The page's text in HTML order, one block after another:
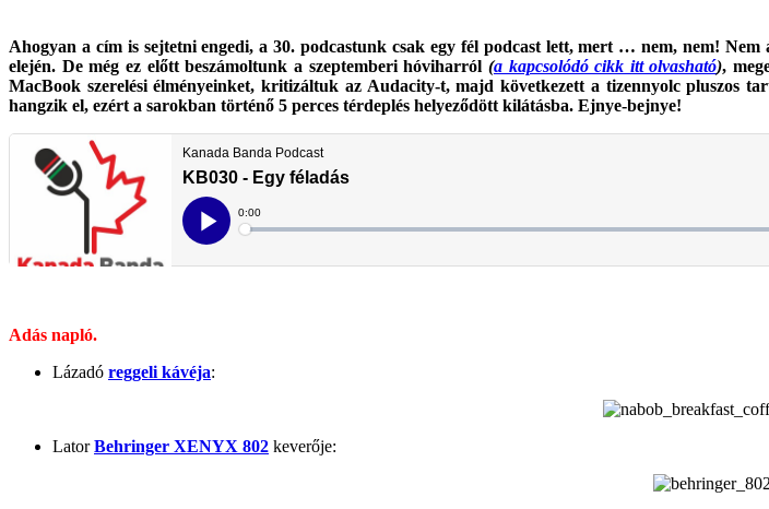
Ahogyan a cím is sejtetni engedi, a 30. podcastunk csak egy fél podcast lett, mert … nem, nem!
elején. De még ez előtt beszámoltunk a szeptemberi hóviharról (a kapcsolódó cikk itt olvasható),
MacBook szerelési élményeinket, kritizáltuk az Audacity-t, majd következett a tizennyolc pluszos
hangzik el, ezért a sarokban történő 5 perces térdeplés helyeződött kilátásba. Ejnye-bejnye!
Adás napló.
Lázadó reggeli kávéja:
LatorBehringer XENYX 802 keverője: